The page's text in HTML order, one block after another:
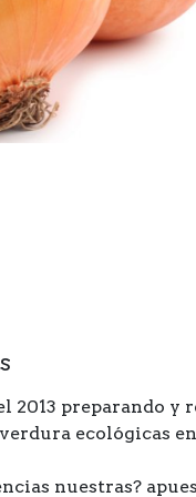
2013 preparando y
ecológicas
nuestras?